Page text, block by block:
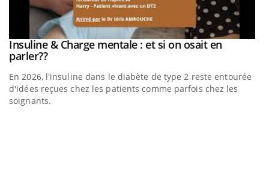
Youtube
Insuline & Charge mentale : et si on osait en
parler??Youtube
En 2026, l'insuline dans le diabète de type 2 reste entourée
d'idées reçues chez les patients comme parfois chez les
soignants.